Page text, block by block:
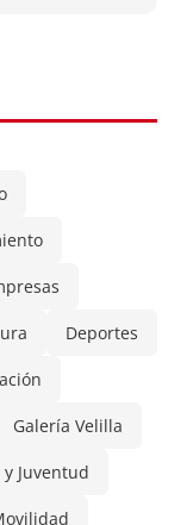
Deportes
Galería Velilla
Juventud